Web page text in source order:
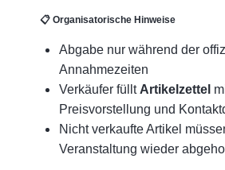
📋 Organisatorische Hinweise
Abgabe nur während der
Annahmezeiten
Verkäufer füllt Artikelzettel
Preisvorstellung und
Nicht verkaufte Artikel
Veranstaltung wieder